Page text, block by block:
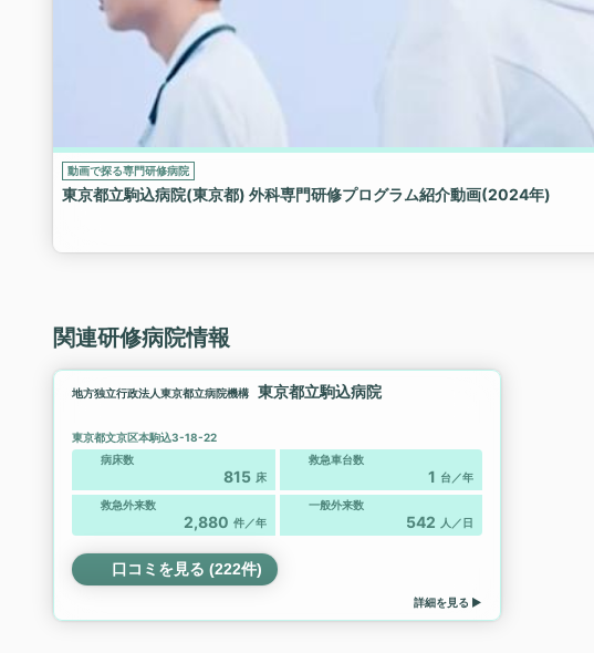
動画で探る専門研修病院
東京都立駒込病院(東京都) 外科専門研修プログラム紹介動画(2024年)
関連研修病院情報
地方独立行政法人東京都立病院機構 東京都立駒込病院
東京都文京区本駒込3-18-22
病床数
815 床
救急車台数
1 台／年
救急外来数
2,880 件／年
一般外来数
542 人／日
口コミを見る (222件)
詳細を見る ▶︎